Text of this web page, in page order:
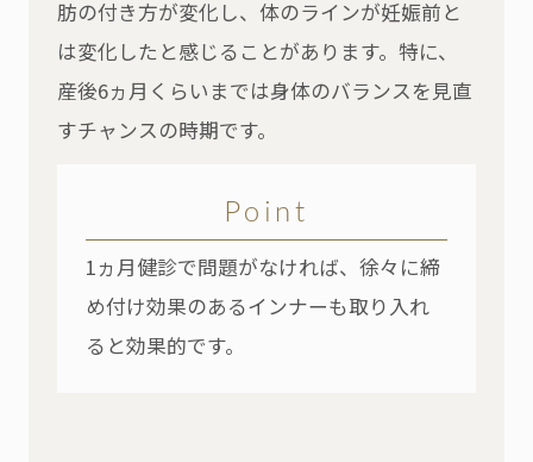
肪の付き方が変化し、体のラインが妊娠前と
は変化したと感じることがあります。特に、
産後6ヵ月くらいまでは身体のバランスを見直
すチャンスの時期です。
Point
1ヵ月健診で問題がなければ、徐々に締
め付け効果のあるインナーも取り入れ
ると効果的です。